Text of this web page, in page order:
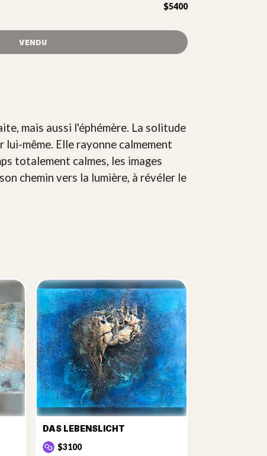
$5400
VENDU
mais aussi l'éphémère. La solitude
même. Elle rayonne calmement
totalement calmes, les images
chemin vers la lumière, à révéler le
DAS LEBENSLICHT
$3100